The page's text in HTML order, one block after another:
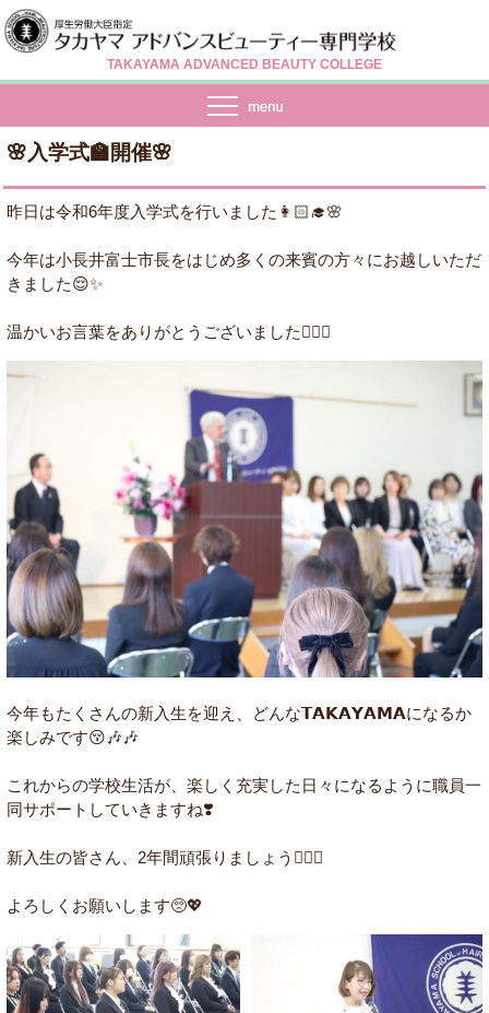
TAKAYAMA ADVANCED BEAUTY COLLEGE
🌸入学式🏫開催🌸
昨日は令和6年度入学式を行いました👩🏻‍🎓🌸
今年は小長井富士市長をはじめ多くの来賓の方々にお越しいただ
きました😌✨
温かいお言葉をありがとうございました🙇🏻‍♀️
今年もたくさんの新入生を迎え、どんな𝗧𝗔𝗞𝗔𝗬𝗔𝗠𝗔になるか
楽しみです😚🎶🎶
これからの学校生活が、楽しく充実した日々になるように職員一
同サポートしていきますね❣️
新入生の皆さん、2年間頑張りましょう✊🏻🔥
よろしくお願いします🥺💖